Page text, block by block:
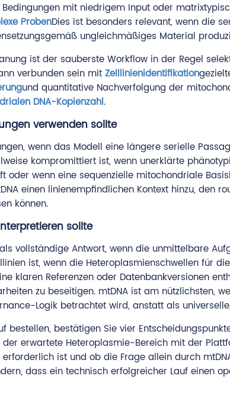
mit niedrigem Input oder
ProbenDies ist besonders relevant, wenn die
ungleichmäßiges Material
ist der sauberste Workflow in der Regel
verbunden sein mitZelllinienidentifikation
und quantitative Nachverfolgung der
DNA-Kopienzahl.
verwenden sollte
wenn das Modell eine längere serielle
kompromittiert ist, wenn unerklärte
oder wenn eine sequenzielle mitochondriale
einen linienempfindlichen Kontext hinzu, den
können.
sollte
vollständige Antwort, wenn die unmittelbare
ist, wenn die Heteroplasmienschwellen für
klaren Referenzen oder Datenbankversionen
zu beseitigen. mtDNA ist am nützlichsten,
Logik betrachtet wird, anstatt als
bestellen, bestätigen Sie vier
erwartete Heteroplasmie-Bereich mit der
ist und ob die Frage allein durch
dass ein technisch erfolgreicher Lauf einen